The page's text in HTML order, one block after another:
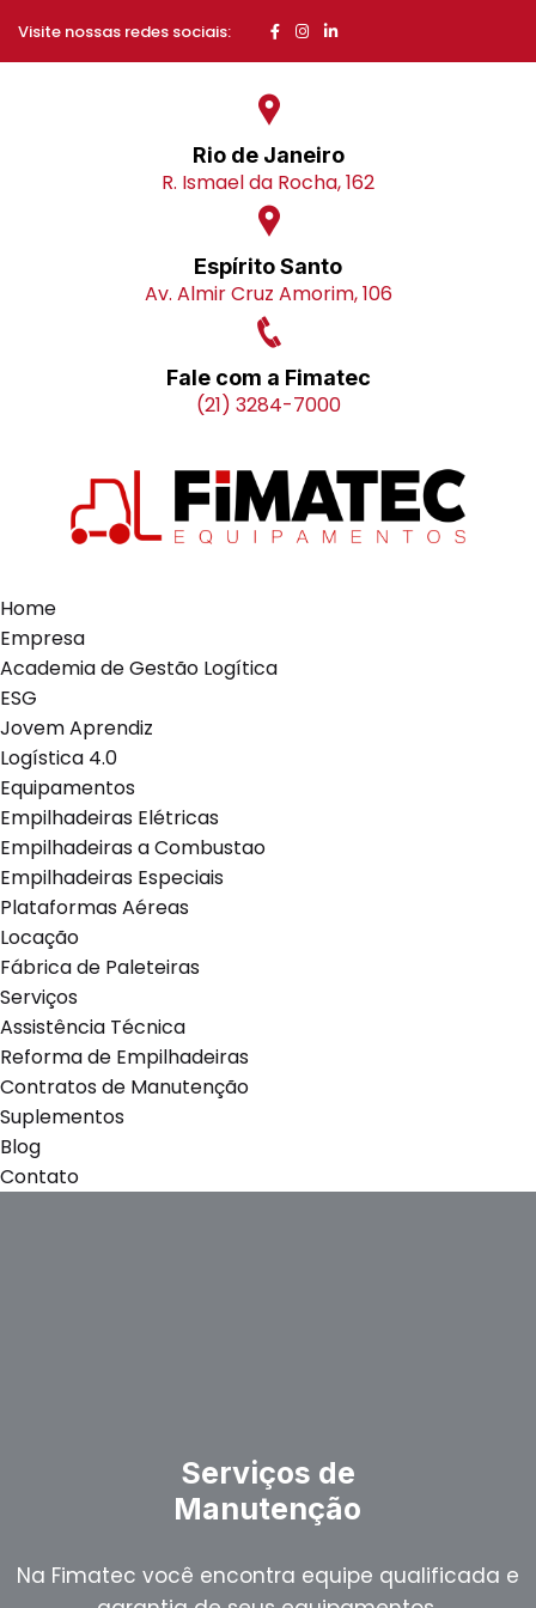
Visite nossas redes sociais:
Rio de Janeiro
R. Ismael da Rocha, 162
Espírito Santo
Av. Almir Cruz Amorim, 106
Fale com a Fimatec
(21) 3284-7000
Home
Empresa
Academia de Gestão Logítica
ESG
Jovem Aprendiz
Logística 4.0
Equipamentos
Empilhadeiras Elétricas
Empilhadeiras a Combustao
Empilhadeiras Especiais
Plataformas Aéreas
Locação
Fábrica de Paleteiras
Serviços
Assistência Técnica
Reforma de Empilhadeiras
Contratos de Manutenção
Suplementos
Blog
Contato
equipe qualificada e
Conte com a